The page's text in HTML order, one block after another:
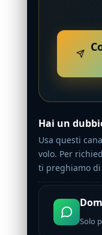
Hai un
Usa questi
volo. Per
ti preghiamo
Solo